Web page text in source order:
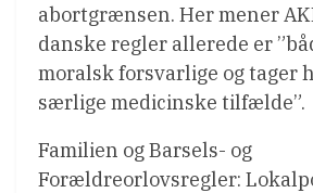
abortgrænsen. Her mener
danske regler allerede er
moralsk forsvarlige og tager
særlige medicinske tilfælde”.
Familien og Barsels- og
Forældreorlovsregler: